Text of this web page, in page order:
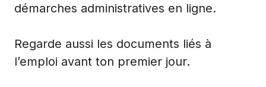
démarches administratives en ligne.
Regarde aussi les documents liés à
l’emploi avant ton premier jour.